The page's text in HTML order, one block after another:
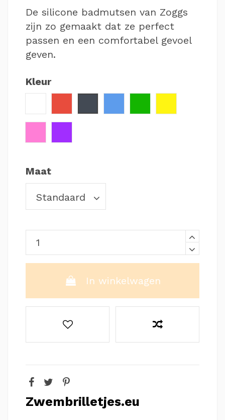
De silicone badmutsen van Zoggs
zijn zo gemaakt dat ze perfect
passen en een comfortabel gevoel
geven.
Kleur
Maat
In winkelwagen
Zwembrilletjes.eu